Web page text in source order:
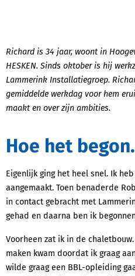
Richard is 34 jaar, woont in
HESKEN. Sinds oktober is hij
Lammerink Installatiegroep.
gemiddelde werkdag voor hem
maakt en over zijn ambities.
Hoe het
Eigenlijk ging het heel snel. Ik
aangemaakt. Toen benaderde
in contact gebracht met
gehad en daarna ben ik
Voorheen zat ik in de
maken kwam doordat ik graag
wilde graag een BBL-opleiding